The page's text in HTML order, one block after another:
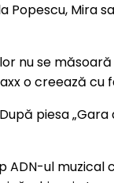
Mira
nu se
o creează cu
piesa
ul muzical